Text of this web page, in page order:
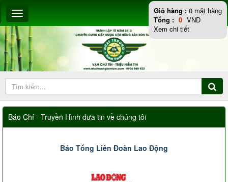
Báo Chí - Truyền Hình đưa tin về chúng tôi
Báo Tổng Liên Đoàn Lao Động
Giỏ hàng : 0 mặt hàng
Tổng : 0 VND
Xem chi tiết